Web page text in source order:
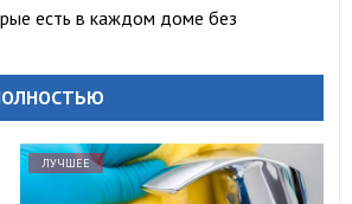
есть в каждом доме без
ЛУЧШЕЕ